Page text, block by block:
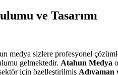
ve Tasarımı
medya sizlere profesyonel
gelmektedir. Atahun Medya
için özelleştirilmiş Adıyaman